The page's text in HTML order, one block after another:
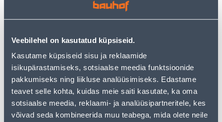
Veebilehel on kasutatud küpsiseid.
Kasutame küpsiseid sisu ja reklaamide
isikupärastamiseks, sotsiaalse meedia funktsioonide
pakkumiseks ning liikluse analüüsimiseks. Edastame
teavet selle kohta, kuidas meie saiti kasutate, ka oma
sotsiaalse meedia, reklaami- ja analüüsipartneritele, kes
võivad seda kombineerida muu teabega, mida olete neile
PISTIKUPESA PERLA
SÜVISTATAVMAANDUSEG
A RAAMITA MATT MUST
PISTIKUPESA PERLA
SÜVISTATAVMAANDUSEG
A RAAMITA VALGE